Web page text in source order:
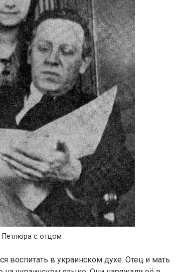
Петлюра с отцом
воспитать в украинском духе. Отец и мать